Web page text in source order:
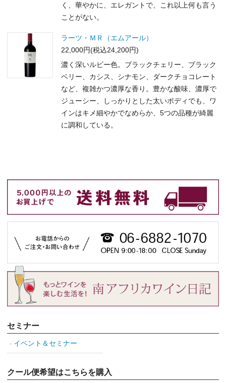
く、華やかに、エレガントで、これ以上何も言う
ことがない。
ラーツ・ＭＲ（エムアール）
22,000円(税込24,200円)
濃く深いルビー色。ブラックチェリー、ブラック
ベリー、カシス、シナモン、ダークチョコレート
など、複雑かつ濃厚な香り。豊かな酸味、濃厚で
ジューシー、しっかりとした太いボディでも、ワ
インはキメ細やかでなめらか、5つの品種が綺麗
に調和している。
セミナー
イベント＆セミナー
クール便希望はこちらを購入